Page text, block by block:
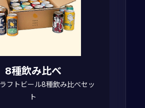
8種飲み比べ
フトビール8種飲み比べセッ
ト